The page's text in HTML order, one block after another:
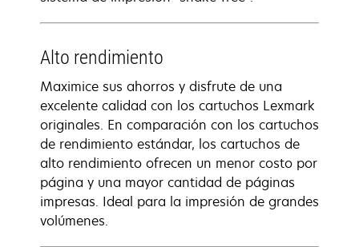
Alto rendimiento
Maximice sus ahorros y disfrute de una
excelente calidad con los cartuchos Lexmark
originales. En comparación con los cartuchos
de rendimiento estándar, los cartuchos de
alto rendimiento ofrecen un menor costo por
página y una mayor cantidad de páginas
impresas. Ideal para la impresión de grandes
volúmenes.